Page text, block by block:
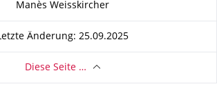
Manès Weisskircher
Letzte Änderung: 25.09.2025
Diese Seite …